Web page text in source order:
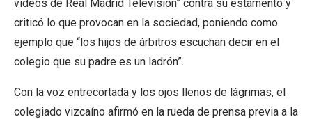
vídeos de Real Madrid Televisión” contra su estamento y
criticó lo que provocan en la sociedad, poniendo como
ejemplo que “los hijos de árbitros escuchan decir en el
colegio que su padre es un ladrón”.
Con la voz entrecortada y los ojos llenos de lágrimas, el
colegiado vizcaíno afirmó en la rueda de prensa previa a la